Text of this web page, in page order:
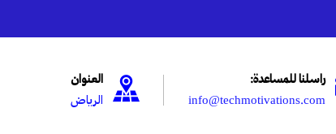
راسلنا للمساعدة:
info@techmotivations.com
العنوان
الرياض